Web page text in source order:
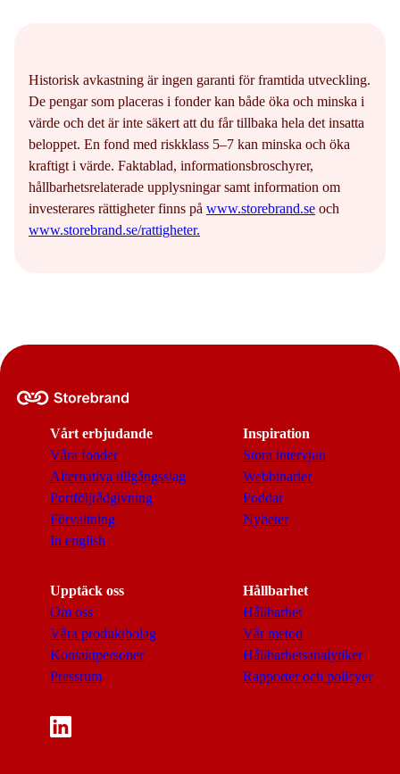
Historisk avkastning är ingen garanti för framtida utveckling.
De pengar som placeras i fonder kan både öka och minska i
värde och det är inte säkert att du får tillbaka hela det insatta
beloppet. En fond med riskklass 5–7 kan minska och öka
kraftigt i värde. Faktablad, informationsbroschyrer,
hållbarhetsrelaterade upplysningar samt information om
investerares rättigheter finns på www.storebrand.se och
www.storebrand.se/rattigheter.
Vårt erbjudande
Våra fonder
Alternativa tillgångsslag
Portföljrådgivning
Förvaltning
In english
Inspiration
Stora intervjun
Webbinarier
Poddar
Nyheter
Upptäck oss
Om oss
Våra produktbolag
Kontaktpersoner
Pressrum
Hållbarhet
Hållbarhet
Vår metod
Hållbarhetsanalytiker
Rapporter och policyer